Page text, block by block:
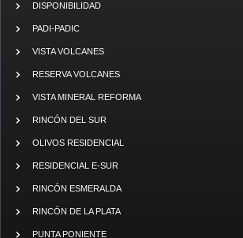
DISPONIBILIDAD
PADI-PADIC
VISTA VOLCANES
RESERVA VOLCANES
VISTA MINERAL REFORMA
RINCÓN DEL SUR
OLIVOS RESIDENCIAL
RESIDENCIAL E-SUR
RINCÓN ESMERALDA
RINCÓN DE LA PLATA
PUNTA PONIENTE